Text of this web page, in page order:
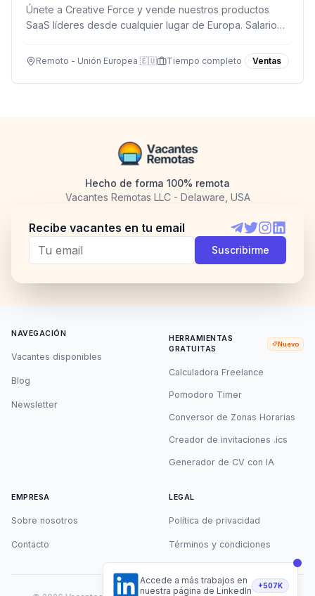
Únete a Creative Force y vende nuestros productos
SaaS líderes desde cualquier lugar de Europa. Salario
Remoto - Unión Europea 🇪🇺 Tiempo completo Ventas
Hecho de forma 100% remota
Vacantes Remotas LLC - Delaware, USA
Recibe vacantes en tu email
Telegram
TwitterInstagram
Suscribirme
NAVEGACIÓN
Vacantes disponibles
Blog
Newsletter
HERRAMIENTAS
GRATUITAS
Nuevo
Calculadora Freelance
Pomodoro Timer
Conversor de Zonas Horarias
Creador de invitaciones .ics
Generador de CV con IA
EMPRESA
Sobre nosotros
Contacto
LEGAL
Política de privacidad
Términos y condiciones
Accede a más trabajos en
nuestra página de LinkedIn
+507K